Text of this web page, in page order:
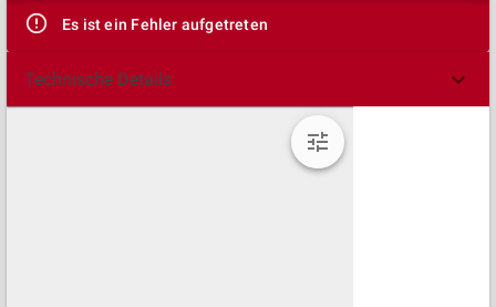
Es ist ein Fehler aufgetreten
Technische Details